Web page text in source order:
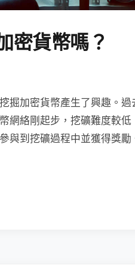
密貨幣嗎？
掘加密貨幣產生了興趣。過
網絡剛起步，挖礦難度較低
與到挖礦過程中並獲得獎勵